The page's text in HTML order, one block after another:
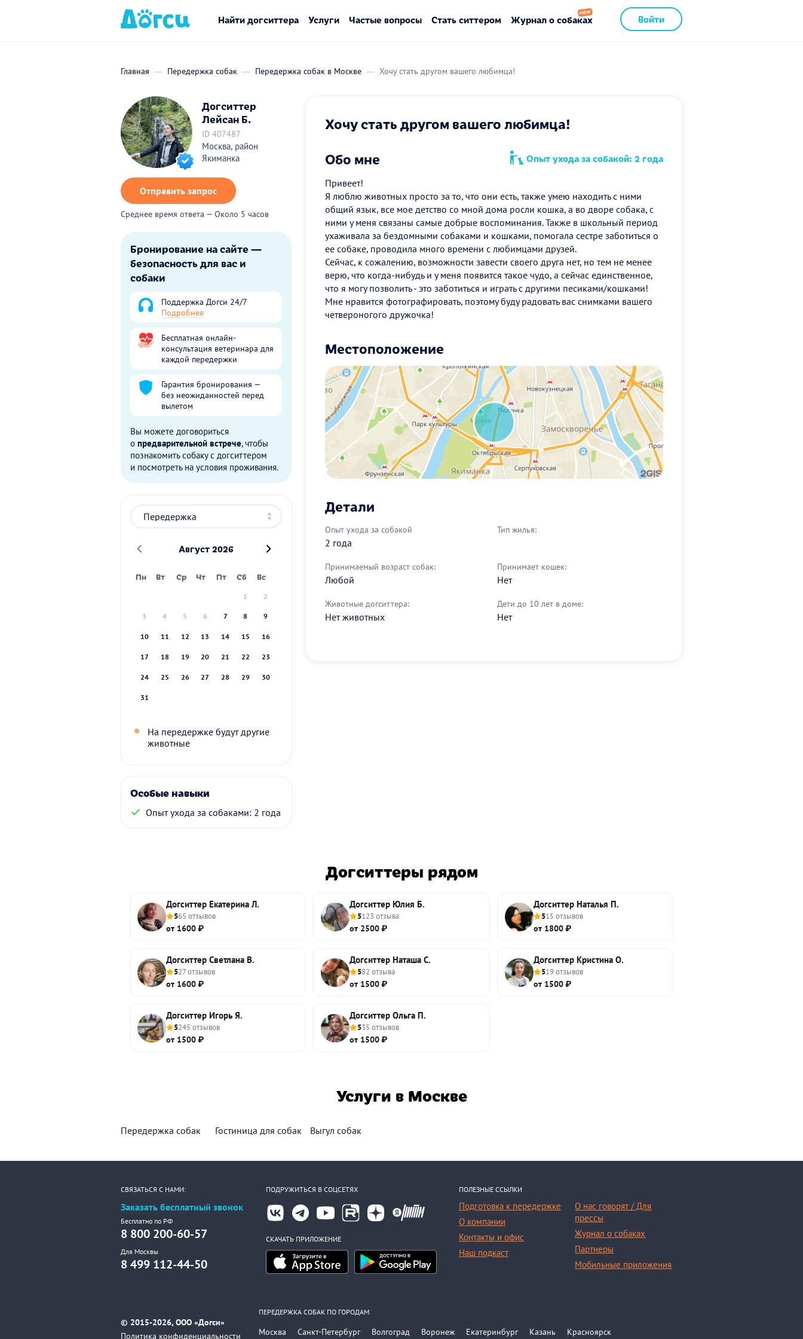
Войти
Найти догситтера Услуги Частые вопросы Стать ситтером Журнал о собаках
Главная Передержка собак Передержка собак в Москве Хочу стать другом вашего любимца!
Догситтер
Лейсан Б.
ID 407487
Москва, район
Якиманка
Отправить запрос
Среднее время ответа — Около 5 часов
Бронирование на сайте —
безопасность для вас и
собаки
Поддержка Догси 24/7
Подробнее
Бесплатная онлайн-
консультация ветеринара для
каждой передержки
Гарантия бронирования —
без неожиданностей перед
вылетом
Вы можете договориться
о предварительной встрече, чтобы
познакомить собаку с догситтером
и посмотреть на условия проживания.
Август 2026
Пн Вт Ср Чт Пт Сб Вс
1 2
3 4 5 6 7 8 9
10 11 12 13 14 15 16
17 18 19 20 21 22 23
24 25 26 27 28 29 30
31
На передержке будут другие
животные
Особые навыки
Опыт ухода за собаками: 2 года
Хочу стать другом вашего любимца!
Обо мне
Опыт ухода за собакой: 2 года
Привеет!
Я люблю животных просто за то, что они есть, также умею находить с ними
общий язык, все мое детство со мной дома росли кошка, а во дворе собака, с
ними у меня связаны самые добрые воспоминания. Также в школьный период
ухаживала за бездомными собаками и кошками, помогала сестре заботиться о
ее собаке, проводила много времени с любимцами друзей.
Сейчас, к сожалению, возможности завести своего друга нет, но тем не менее
верю, что когда-нибудь и у меня появится такое чудо, а сейчас единственное,
что я могу позволить - это заботиться и играть с другими песиками/кошками!
Мне нравится фотографировать, поэтому буду радовать вас снимками вашего
четвероногого дружочка!
Местоположение
Детали
Опыт ухода за собакой
2 года
Тип жилья:
Принимаемый возраст собак:
Любой
Принимает кошек:
Нет
Животные догситтера:
Нет животных
Дети до 10 лет в доме:
Нет
Догситтеры рядом
Догситтер Екатерина Л.
565 отзывов
от 1600 ₽
Догситтер Юлия Б.
5123 отзыва
от 2500 ₽
Догситтер Наталья П.
515 отзывов
от 1800 ₽
Догситтер Светлана В.
527 отзывов
от 1600 ₽
Догситтер Наташа С.
582 отзыва
от 1500 ₽
Догситтер Кристина О.
519 отзывов
от 1500 ₽
Догситтер Игорь Я.
5245 отзывов
от 1500 ₽
Догситтер Ольга П.
535 отзывов
от 1500 ₽
Услуги в Москве
Передержка собак Гостиница для собак Выгул собак
СВЯЗАТЬСЯ С НАМИ:
Заказать бесплатный звонок
Бесплатно по РФ
8 800 200-60-57
Для Москвы
8 499 112-44-50
ПОДРУЖИТЬСЯ В СОЦСЕТЯХ
СКАЧАТЬ ПРИЛОЖЕНИЕ
ПОЛЕЗНЫЕ ССЫЛКИ
Подготовка к передержке
О компании
Контакты и офис
Наш подкаст
О нас говорят / Для
прессы
Журнал о собаках
Партнеры
Мобильные приложения
© 2015-2026, ООО «Догси»
Политика конфиденциальности
ПЕРЕДЕРЖКА СОБАК ПО ГОРОДАМ
Москва Санкт-Петербург Волгоград Воронеж Екатеринбург Казань Красноярск